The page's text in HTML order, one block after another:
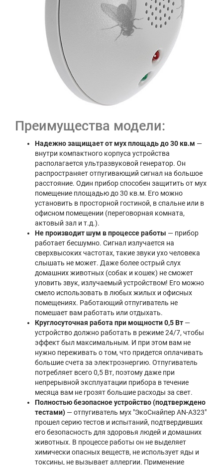
Преимущества модели:
Надежно защищает от мух площадь до 30 кв.м —
внутри компактного корпуса устройства
располагается ультразвуковой генератор. Он
распространяет отпугивающий сигнал на большое
расстояние. Один прибор способен защитить от мух
помещение площадью до 30 кв.м. Его можно
установить в просторной гостиной, в спальне или в
офисном помещении (переговорная комната,
актовый зал и т.д.).
Не производит шум в процессе работы — прибор
работает бесшумно. Сигнал излучается на
сверхвысоких частотах, такие звуки ухо человека
слышать не может. Даже более острый слух
домашних животных (собак и кошек) не сможет
уловить звук, излучаемый устройством! Его можно
смело использовать в любых жилых и офисных
помещениях. Работающий отпугиватель не
помешает вам работать или отдыхать.
Круглосуточная работа при мощности 0,5 Вт —
устройство должно работать в режиме 24/7, чтобы
эффект был максимальным. И при этом вам не
нужно переживать о том, что придется оплачивать
большие счета за электроэнергию. Отпугиватель
потребляет всего 0,5 Вт, поэтому даже при
непрерывной эксплуатации прибора в течение
месяца вам не грозят большие расходы за свет.
Полностью безопасное устройство (подтверждено
тестами) — отпугиватель мух "ЭкоСнайпер AN-A323"
прошел серию тестов и испытаний, подтвердивших
его безопасность для здоровья людей и домашних
животных. В процессе работы он не выделяет
химически опасных веществ, не использует яды и
токсины, не вызывает аллергии. Применение